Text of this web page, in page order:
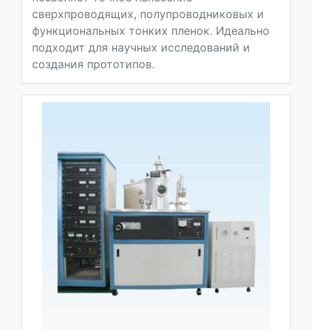
сверхпроводящих, полупроводниковых и
функциональных тонких пленок. Идеально
подходит для научных исследований и
создания прототипов.